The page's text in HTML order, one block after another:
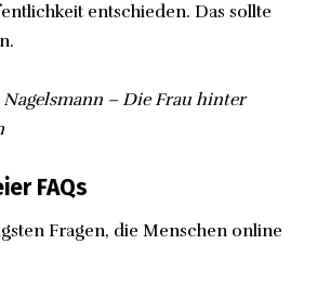
entschieden. Das sollte
– Die Frau hinter
FAQs
Fragen, die Menschen online